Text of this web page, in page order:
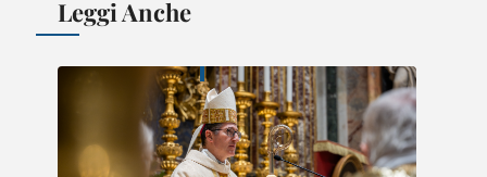
Leggi Anche